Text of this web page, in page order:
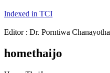
Indexed in TCI
Editor : Dr. Porntiwa Chanayotha
homethaijo